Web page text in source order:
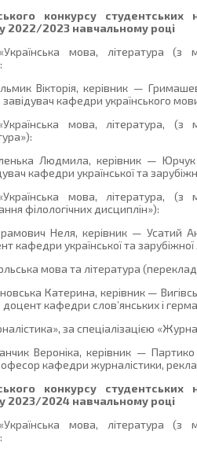
конкурсу
у 2022/2023 навчальному році
«Українська мова, література
Вікторія, керівник —
кафедри українського
«Українська мова, література,
Людмила, керівник —
кафедри української та
«Українська мова, література,
філологічних дисциплін»):
Неля, керівник — Усатий
кафедри української та зарубіжної
мова та література
Катерина, керівник —
кафедри слов’янських і
за спеціалізацією
Вероніка, керівник —
кафедри журналістики,
конкурсу
у 2023/2024 навчальному році
«Українська мова, література